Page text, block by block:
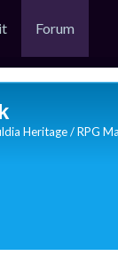
Forum
Heritage / RPG